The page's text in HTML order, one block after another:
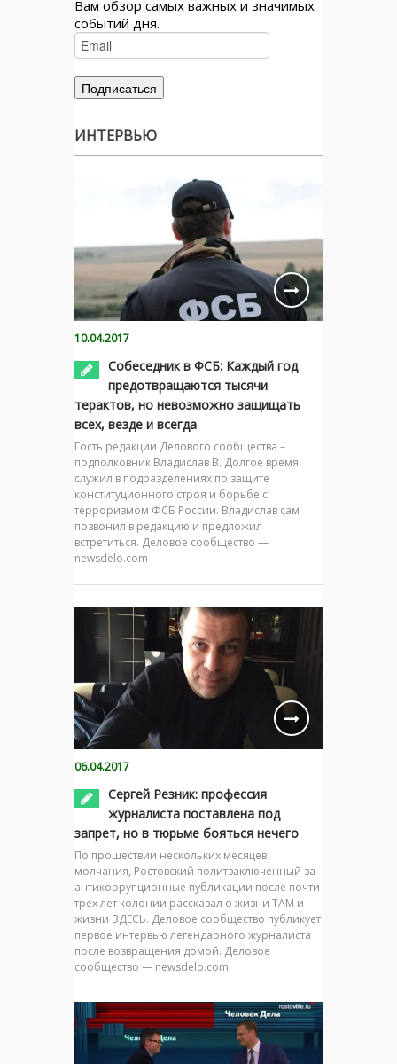
Вам обзор самых важных и значимых
событий дня.
ИНТЕРВЬЮ
10.04.2017
Собеседник в ФСБ: Каждый год
предотвращаются тысячи
терактов, но невозможно защищать
всех, везде и всегда
Гость редакции Делового сообщества –
подполковник Владислав В. Долгое время
служил в подразделениях по защите
конституционного строя и борьбе с
терроризмом ФСБ России. Владислав сам
позвонил в редакцию и предложил
встретиться. Деловое сообщество —
newsdelo.com
06.04.2017
Сергей Резник: профессия
журналиста поставлена под
запрет, но в тюрьме бояться нечего
По прошествии нескольких месяцев
молчания, Ростовский политзаключенный за
антикоррупционные публикации после почти
трех лет колонии рассказал о жизни ТАМ и
жизни ЗДЕСЬ. Деловое сообщество публикует
первое интервью легендарного журналиста
после возвращения домой. Деловое
сообщество — newsdelo.com